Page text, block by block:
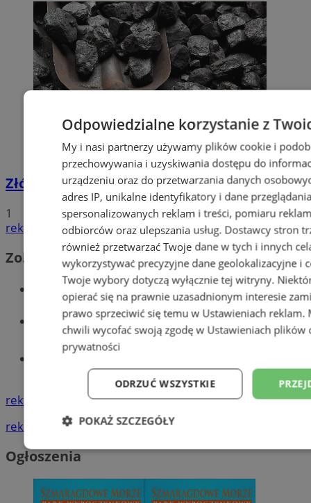
Złóż wniosek o dodatek węglowy
1
reklama
Zobacz również
Wiadomości kryminalne w Wodzisławiu
Wiadomości lokalne
reklama
reklama
Ogłoszenia
Odpowiedzialne korzystanie z
My i nasi partnerzy używamy plików cookie i
przechowywania i uzyskiwania dostępu do
urządzeniu oraz do przetwarzania danych
adres IP, unikalne identyfikatory i dane
spersonalizowanych reklam i treści, pomiaru
odbiorców oraz ulepszania usług. Dostawcy stron
również przetwarzać Twoje dane w tych i innych
wykorzystywać precyzyjne dane geolokalizacyjne i
Twoje wybory dotyczą wyłącznie tej witryny.
opierać się na prawnie uzasadnionym interesie
prawo sprzeciwić się temu w Ustawieniach reklam.
chwili wycofać swoją zgodę w Ustawieniach plików
prywatności
ODRZUĆ WSZYSTKIE
POKAŻ SZCZEGÓŁY
Niezbędne Wydajność